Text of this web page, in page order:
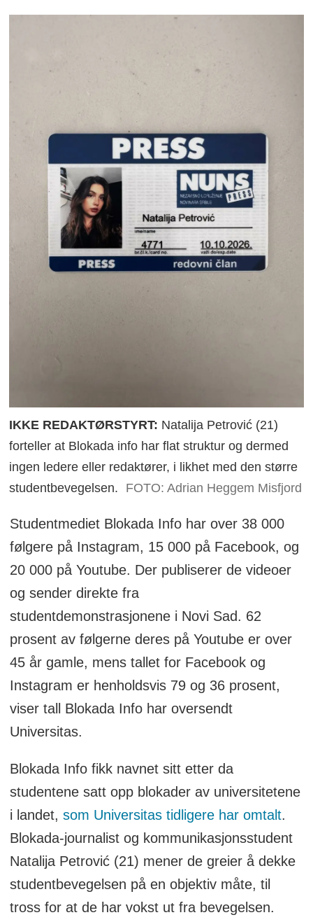
IKKE REDAKTØRSTYRT: Natalija Petrović (21)
forteller at Blokada info har flat struktur og dermed
ingen ledere eller redaktører, i likhet med den større
studentbevegelsen.
FOTO: Adrian Heggem Misfjord
Studentmediet Blokada Info har over 38 000
følgere på Instagram, 15 000 på Facebook, og
20 000 på Youtube. Der publiserer de videoer
og sender direkte fra
studentdemonstrasjonene i Novi Sad. 62
prosent av følgerne deres på Youtube er over
45 år gamle, mens tallet for Facebook og
Instagram er henholdsvis 79 og 36 prosent,
viser tall Blokada Info har oversendt
Universitas.
Blokada Info fikk navnet sitt etter da
studentene satt opp blokader av universitetene
i landet, som Universitas tidligere har omtalt.
Blokada-journalist og kommunikasjonsstudent
Natalija Petrović (21) mener de greier å dekke
studentbevegelsen på en objektiv måte, til
tross for at de har vokst ut fra bevegelsen.